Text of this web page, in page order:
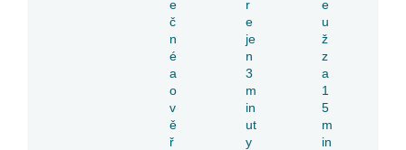
e
č
n
é
a
o
v
ě
ř
r
e
je
n
3
m
in
ut
y
e
u
ž
z
a
1
5
m
in